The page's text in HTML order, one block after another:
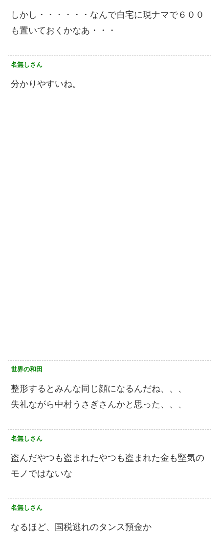
しかし・・・・・・なんで自宅に現ナマで６００
も置いておくかなあ・・・
名無しさん
分かりやすいね。
世界の和田
整形するとみんな同じ顔になるんだね、、、
失礼ながら中村うさぎさんかと思った、、、
名無しさん
盗んだやつも盗まれたやつも盗まれた金も堅気の
モノではないな
名無しさん
なるほど、国税逃れのタンス預金か